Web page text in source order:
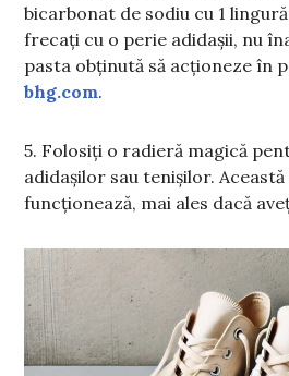
bicarbonat de sodiu cu 1
frecați cu o perie adidașii, nu
pasta obținută să acționeze în
bhg.com.
5. Folosiți o radieră magică
adidașilor sau tenișilor.
funcționează, mai ales dacă